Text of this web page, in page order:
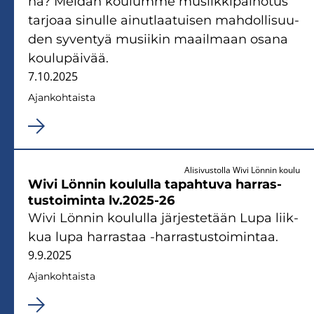
tar­jo­aa si­nul­le ai­nut­laa­tui­sen mah­dol­li­suu­
den sy­ven­tyä musii­kin maa­il­maan osana
kou­lu­päi­vää.
7.10.2025
Ajan­koh­tais­ta
Alisivustolla Wivi Lönnin koulu
Wivi Lön­nin kou­lul­la ta­pah­tu­va har­ras­
tus­toi­min­ta lv.2025-26
Wivi Lön­nin kou­lul­la jär­jes­te­tään Lupa liik­
kua lupa har­ras­taa -​harrastustoimintaa.
9.9.2025
Ajan­koh­tais­ta